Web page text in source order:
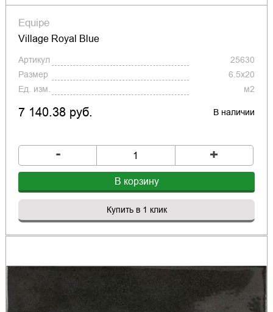
Equipe
Village Royal Blue
Артикул
25630
Размер
6.5x20
Ед. изм.
м2
7 140.38 руб. В наличии
- +
В корзину
Купить в 1 клик